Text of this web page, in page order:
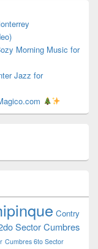
Morning Music for
Jazz for
Contry
SectorCumbres
Cumbres 6to Sector